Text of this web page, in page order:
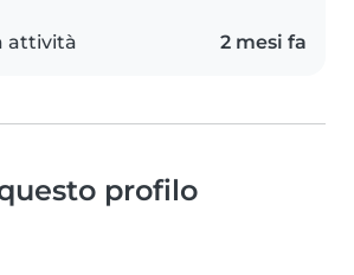
attività 2 mesi fa
profilo